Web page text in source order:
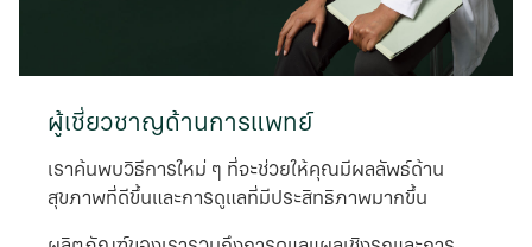
ผู้เชี่ยวชาญด้านการแพทย์
เราค้นพบวิธีการใหม่ ๆ ที่จะช่วยให้คุณมีผลลัพธ์ด้าน
สุขภาพที่ดีขึ้นและการดูแลที่มีประสิทธิภาพมากขึ้น